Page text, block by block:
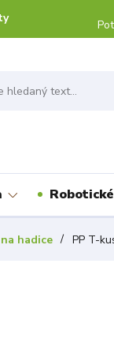
hadice PP T-